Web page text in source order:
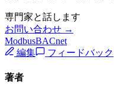
専門家と話します
お問い合わせ →
ModbusBACnet
編集
フィードバック
著者